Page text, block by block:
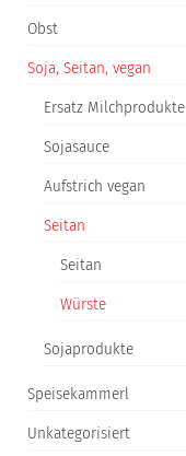
Obst
Soja, Seitan, vegan
Ersatz Milchprodukte
Sojasauce
Aufstrich vegan
Seitan
Seitan
Würste
Sojaprodukte
Speisekammerl
Unkategorisiert